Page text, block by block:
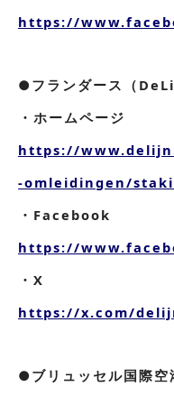
https://
●フランダース（
・ホームページ
https://
-omleidingen/
・Facebook
https://
・X
https://x.com/
●ブリュッセル国際空